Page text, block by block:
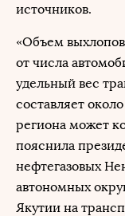
источников.
«Объем
от числа
удельный вес
составляет
региона может
пояснила
нефтегазовых
автономных
Якутии на